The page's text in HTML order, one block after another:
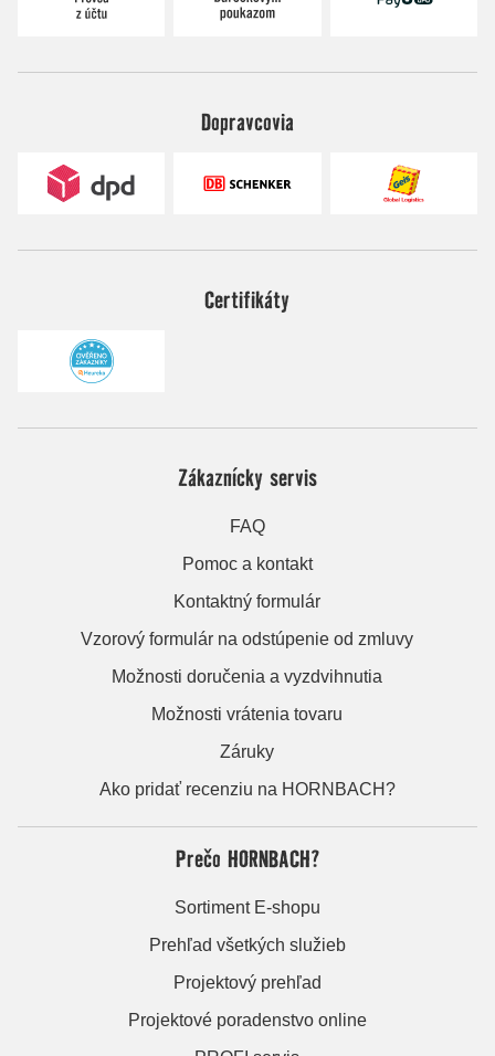
Dopravcovia
Certifikáty
Zákaznícky servis
FAQ
Pomoc a kontakt
Kontaktný formulár
Vzorový formulár na odstúpenie od zmluvy
Možnosti doručenia a vyzdvihnutia
Možnosti vrátenia tovaru
Záruky
Ako pridať recenziu na HORNBACH?
Prečo HORNBACH?
Sortiment E-shopu
Prehľad všetkých služieb
Projektový prehľad
Projektové poradenstvo online